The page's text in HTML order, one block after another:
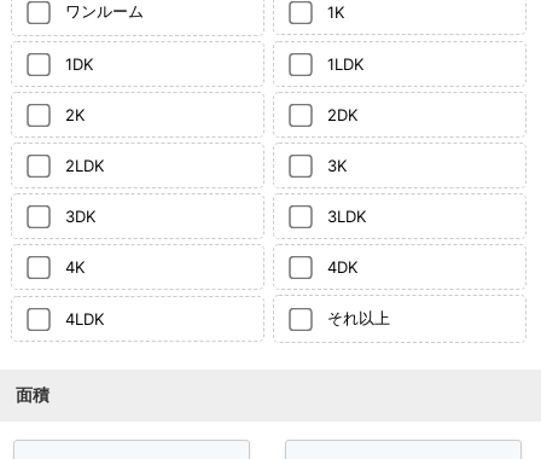
ワンルーム 1K
1DK 1LDK
2K 2DK
2LDK 3K
3DK 3LDK
4K 4DK
4LDK それ以上
面積